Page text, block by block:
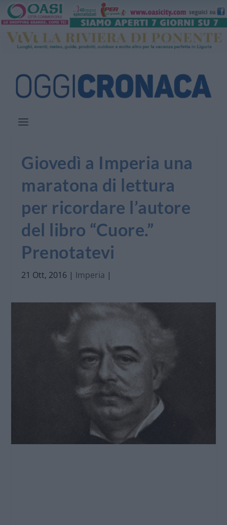
Giovedì a Imperia una
maratona di lettura
per ricordare l’autore
del libro “Cuore.”
Prenotatevi
21 Ott, 2016 | Imperia |